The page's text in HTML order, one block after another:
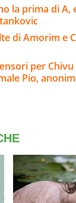
la prima di A,
di Amorim e
per
Pio,